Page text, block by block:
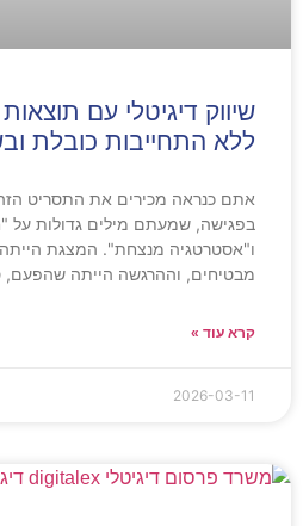
שיווק דיגיטלי עם
ללא התחייבות כובלת
אתם כנראה מכירים את התסריט
בפגישה, שמעתם מילים גדולות על
ו"אסטרטגיה מנצחת". המצגת
מבטיחים, וההרגשה הייתה
קרא עוד »
2026-03-11